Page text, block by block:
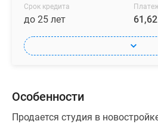
Срок кредита
до 25 лет
Особенности
Продается студия в